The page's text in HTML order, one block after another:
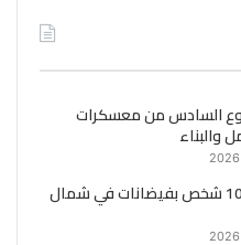
السادس من معسكرات
والبناء
مقتل نحو 100 شخص بفيضانات في شمال